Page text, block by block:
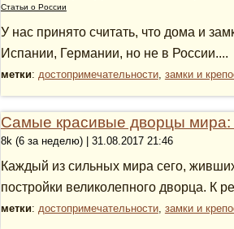
Статьи о России
У нас принято считать, что дома и
Испании, Германии, но не в России....
метки: достопримечательности, замки и
Самые красивые дворцы мира:
8k (6 за неделю) | 31.08.2017 21:46
Каждый из сильных мира сего,
постройки великолепного дворца. К
метки: достопримечательности, замки и